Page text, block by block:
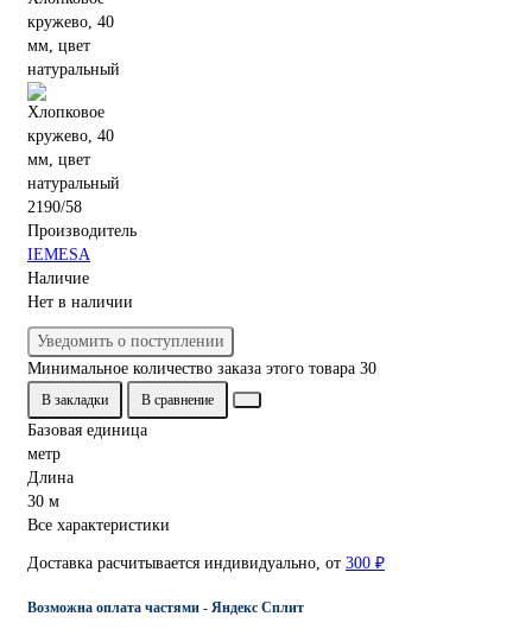
2190/58
Производитель
IEMESA
Наличие
Нет в наличии
Уведомить о поступлении
Минимальное количество заказа этого товара 30
В закладки В сравнение
Базовая единица
метр
Длина
30 м
Все характеристики
Доставка расчитывается индивидуально, от 300 ₽
Возможна оплата частями - Яндекс Сплит